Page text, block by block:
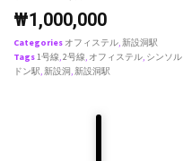
₩1,000,000
Categories オフィステル,新設洞駅
Tags1号線,2号線, オフィステル, シンソル
ドン駅,新設洞,新設洞駅